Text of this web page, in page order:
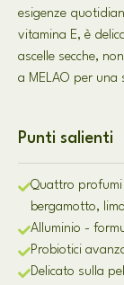
esigenze
vitamina E, è
ascelle secche,
a MELAO per
Punti salienti
Quattro profumi
bergamotto,
Alluminio -
Probiotici
Delicato sulla